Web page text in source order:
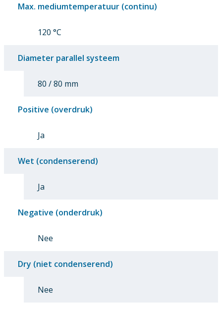
Max. mediumtemperatuur (continu)
120 °C
Diameter parallel systeem
80 / 80 mm
Positive (overdruk)
Ja
Wet (condenserend)
Ja
Negative (onderdruk)
Nee
Dry (niet condenserend)
Nee